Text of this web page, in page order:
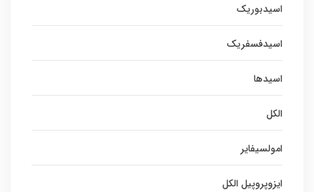
اسیدبوریک
اسیدفسفریک
اسیدها
الکل
امولسیفایر
ایزوپروپیل الکل